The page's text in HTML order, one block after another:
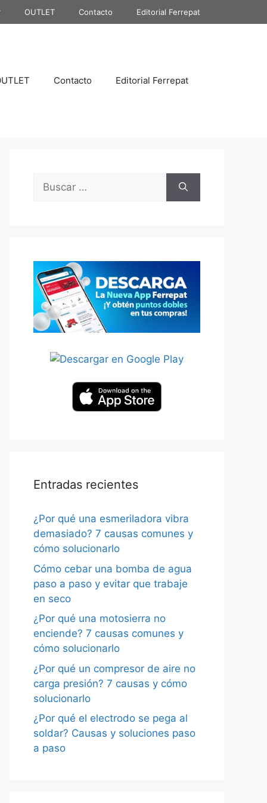
OUTLET Contacto Editorial Ferrepat
Contacto Editorial Ferrepat
Buscar:
Entradas recientes
¿Por qué una esmeriladora vibra
demasiado? 7 causas comunes y
cómo solucionarlo
Cómo cebar una bomba de agua
paso a paso y evitar que trabaje
en seco
¿Por qué una motosierra no
enciende? 7 causas comunes y
cómo solucionarlo
¿Por qué un compresor de aire no
carga presión? 7 causas y cómo
solucionarlo
¿Por qué el electrodo se pega al
soldar? Causas y soluciones paso
a paso